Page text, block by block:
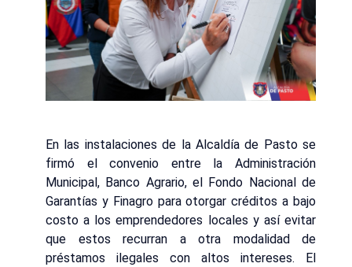
En las instalaciones de la Alcaldía de Pasto se
firmó el convenio entre la Administración
Municipal, Banco Agrario, el Fondo Nacional de
Garantías y Finagro para otorgar créditos a bajo
costo a los emprendedores locales y así evitar
que estos recurran a otra modalidad de
préstamos ilegales con altos intereses. El